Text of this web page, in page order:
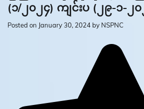
(၁/၂၀၂၄) ကျင်းပ (၂၉-၁-၂၀
Posted on January 30, 2024 by NSPNC